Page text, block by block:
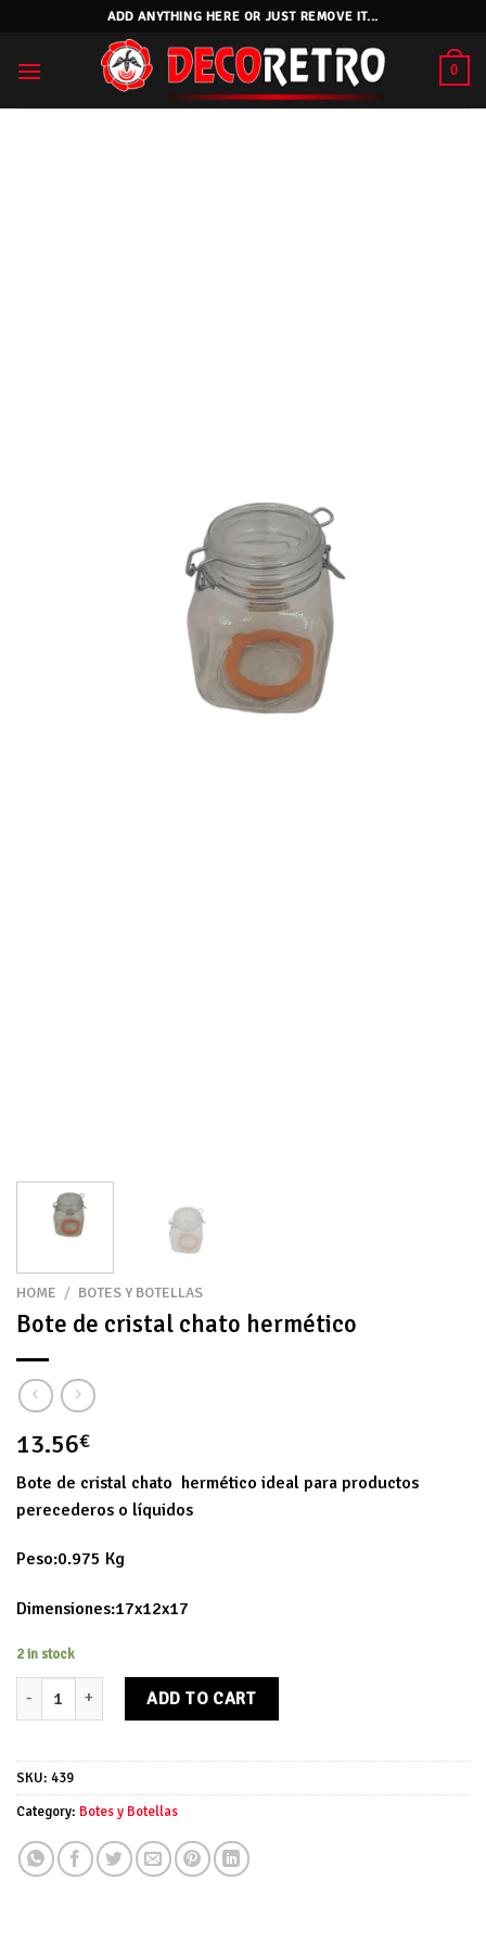
content
ADD ANYTHING HERE OR JUST REMOVE IT...
0
HOME / BOTES Y BOTELLAS
Bote de cristal chato hermético
13.56€
Bote de cristal chato hermético ideal para productos
perecederos o líquidos
Peso:0.975 Kg
Dimensiones:17x12x17
2 in stock
Bote de cristal chato hermético quantity
ADD TO CART
SKU: 439
Category: Botes y Botellas